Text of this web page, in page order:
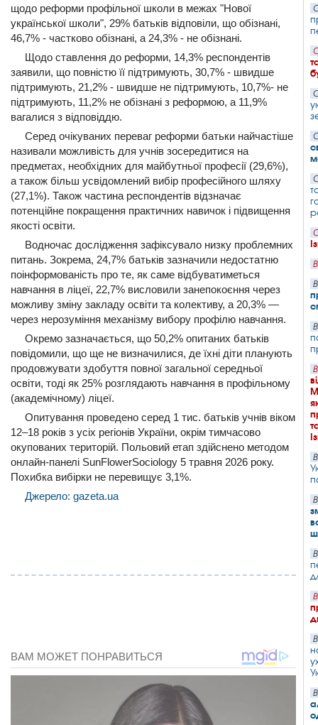
щодо реформи профільної школи в межах "Нової
української школи", 29% батьків відповіли, що обізнані,
46,7% - частково обізнані, а 24,3% - не обізнані.
Щодо ставлення до реформи, 14,3% респондентів
заявили, що повністю її підтримують, 30,7% - швидше
підтримують, 21,2% - швидше не підтримують, 10,7%- не
підтримують, 11,2% не обізнані з реформою, а 11,9%
вагалися з відповіддю.
Серед очікуваних переваг реформи батьки найчастіше
називали можливість для учнів зосередитися на
предметах, необхідних для майбутньої професії (29,6%),
а також більш усвідомлений вибір професійного шляху
(27,1%). Також частина респондентів відзначає
потенційне покращення практичних навичок і підвищення
якості освіти.
Водночас дослідження зафіксувало низку проблемних
питань. Зокрема, 24,7% батьків зазначили недостатню
поінформованість про те, як саме відбуватиметься
навчання в ліцеї, 22,7% висловили занепокоєння через
можливу зміну закладу освіти та колективу, а 20,3% —
через нерозуміння механізму вибору профілю навчання.
Окремо зазначається, що 50,2% опитаних батьків
повідомили, що ще не визначилися, де їхні діти планують
продовжувати здобуття повної загальної середньої
освіти, тоді як 25% розглядають навчання в профільному
(академічному) ліцеї.
Опитування проведено серед 1 тис. батьків учнів віком
12–18 років з усіх регіонів України, окрім тимчасово
окупованих територій. Польовий етап здійснено методом
онлайн-панелі SunFlowerSociology 5 травня 2026 року.
Похибка вибірки не перевищує 3,1%.
Джерело: gazeta.ua